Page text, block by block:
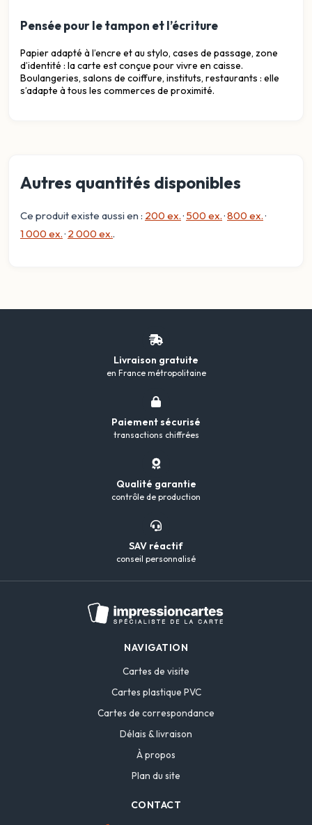
Pensée pour le tampon et l’écriture
Papier adapté à l’encre et au stylo, cases de passage, zone
d’identité : la carte est conçue pour vivre en caisse.
Boulangeries, salons de coiffure, instituts, restaurants : elle
s’adapte à tous les commerces de proximité.
Autres quantités disponibles
Ce produit existe aussi en : 200 ex.· 500 ex.·800 ex.·
1 000 ex.· 2 000 ex..
Livraison gratuite
en France métropolitaine
Paiement sécurisé
transactions chiffrées
Qualité garantie
contrôle de production
SAV réactif
conseil personnalisé
NAVIGATION
Cartes de visite
Cartes plastique PVC
Cartes de correspondance
Délais & livraison
À propos
Plan du site
CONTACT